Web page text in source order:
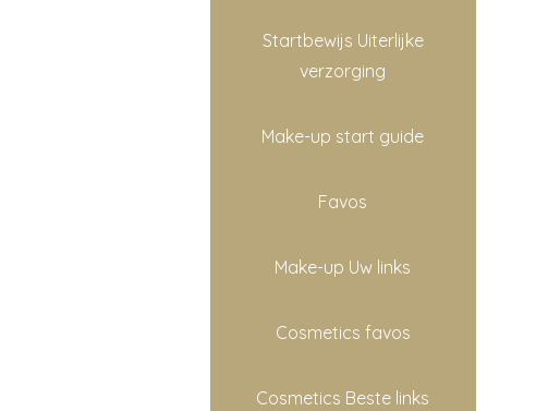
Startbewijs Uiterlijke
verzorging
Make-up start guide
Favos
Make-up Uw links
Cosmetics favos
Cosmetics Beste links